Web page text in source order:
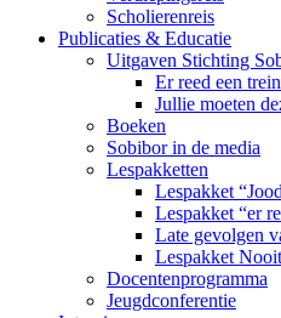
Scholierenreis
Publicaties & Educatie
Uitgaven Stichting
Er reed een
Jullie moeten
Boeken
Sobibor in de media
Lespakketten
Lespakket
Lespakket “er
Late gevolgen
Lespakket
Docentenprogramma
Jeugdconferentie